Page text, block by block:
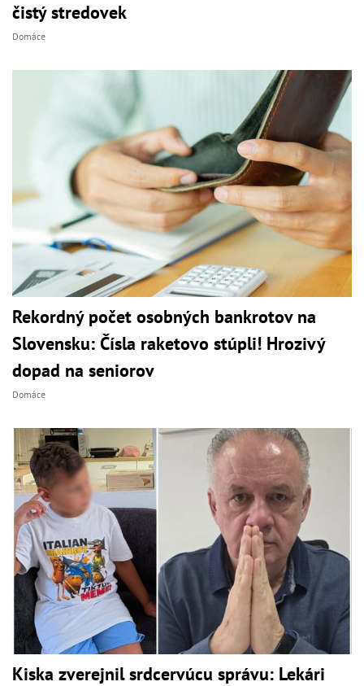
čistý stredovek
Domáce
Rekordný počet osobných bankrotov na
Slovensku: Čísla raketovo stúpli! Hrozivý
dopad na seniorov
Domáce
Kiska zverejnil srdcervúcu správu: Lekári